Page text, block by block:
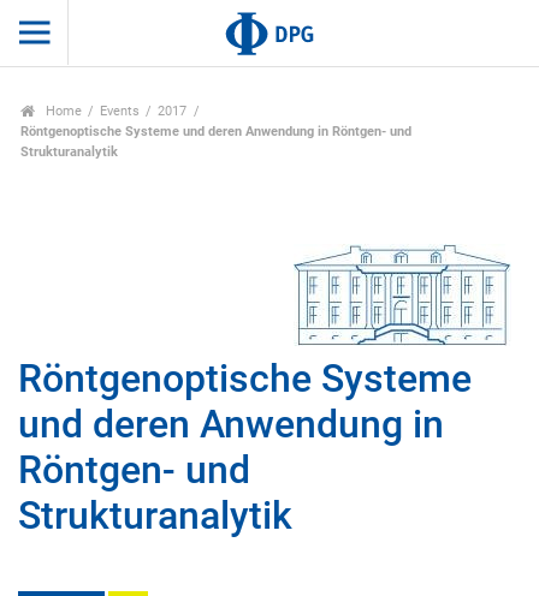
Home Events
2017
Röntgenoptische Systeme und deren Anwendung in Röntgen- und
Strukturanalytik
Röntgenoptische Systeme
und deren Anwendung in
Röntgen- und
Strukturanalytik